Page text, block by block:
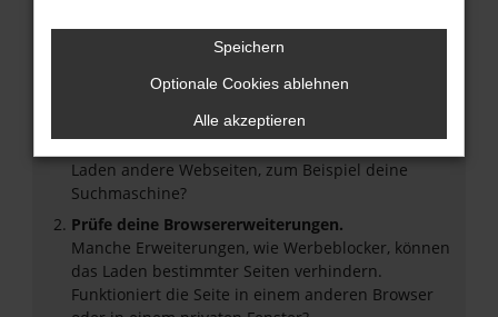
Beim Laden ist ein Fehler aufgetreten.
Hier sind ein paar Tipps, die dir helfen können:
Überprüfe deine Firewall und deine
Internetverbindung.
Laden andere Webseiten, zum Beispiel deine
Suchmaschine?
Prüfe deine Browsererweiterungen.
Manche Erweiterungen, wie Werbeblocker, können
das Laden bestimmter Seiten verhindern.
Funktioniert die Seite in einem anderen Browser
Speichern
Optionale Cookies ablehnen
Alle akzeptieren